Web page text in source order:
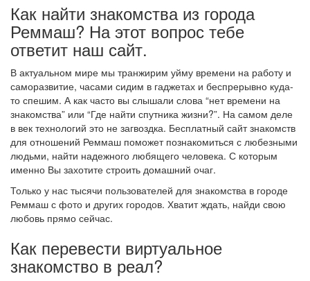
Как найти знакомства из города
Реммаш? На этот вопрос тебе
ответит наш сайт.
В актуальном мире мы транжирим уйму времени на работу и
саморазвитие, часами сидим в гаджетах и беспрерывно куда-
то спешим. А как часто вы слышали слова “нет времени на
знакомства” или “Где найти спутника жизни?”. На самом деле
в век технологий это не загвоздка. Бесплатный сайт знакомств
для отношений Реммаш поможет познакомиться с любезными
людьми, найти надежного любящего человека. С которым
именно Вы захотите строить домашний очаг.
Только у нас тысячи пользователей для знакомства в городе
Реммаш с фото и других городов. Хватит ждать, найди свою
любовь прямо сейчас.
Как перевести виртуальное
знакомство в реал?